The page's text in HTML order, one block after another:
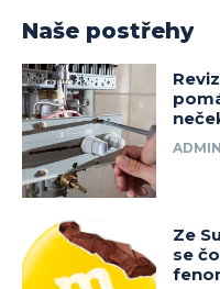
Naše postřehy
ADMIN
Ze
se